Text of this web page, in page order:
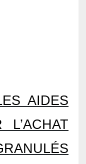
AIDES
L’ACHAT